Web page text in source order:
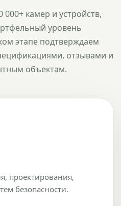
000+ камер и устройств,
уровень
этапе подтверждаем
отзывами и
объектам.
проектирования,
безопасности.